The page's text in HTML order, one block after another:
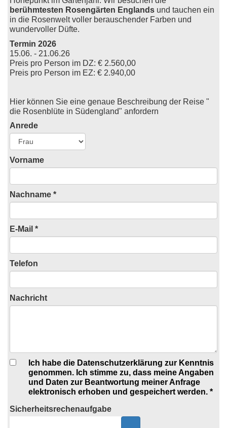
berühmtesten Rosengärten Englands und tauchen ein
in die Rosenwelt voller berauschender Farben und
wundervoller Düfte.
Termin 2026
15.06. - 21.06.26
Preis pro Person im DZ: € 2.560,00
​Preis pro Person im EZ: € 2.940,00
Hier können Sie eine genaue Beschreibung der Reise "
die Rosenblüte in Südengland" anfordern
Anrede
Vorname
Nachname *
E-Mail *
Telefon
Nachricht
Ich habe die Datenschutzerklärung zur Kenntnis
genommen. Ich stimme zu, dass meine Angaben
und Daten zur Beantwortung meiner Anfrage
elektronisch erhoben und gespeichert werden. *
Sicherheitsrechenaufgabe